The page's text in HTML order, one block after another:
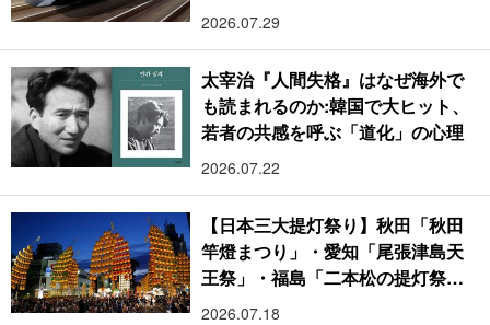
2026.07.29
太宰治『人間失格』はなぜ海外で
も読まれるのか:韓国で大ヒット、
若者の共感を呼ぶ「道化」の心理
2026.07.22
【日本三大提灯祭り】秋田「秋田
竿燈まつり」・愛知「尾張津島天
王祭」・福島「二本松の提灯祭
り」:おびただしい灯火が夜空を照
2026.07.18